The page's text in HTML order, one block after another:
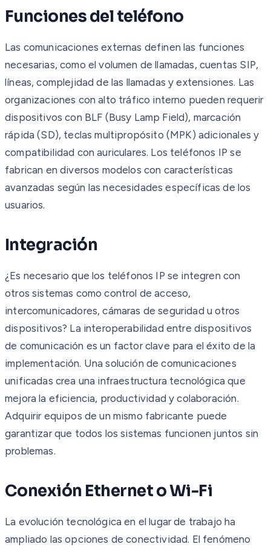
Funciones del teléfono
Las comunicaciones externas definen las funciones
necesarias, como el volumen de llamadas, cuentas SIP,
líneas, complejidad de las llamadas y extensiones. Las
organizaciones con alto tráfico interno pueden requerir
dispositivos con BLF (Busy Lamp Field), marcación
rápida (SD), teclas multipropósito (MPK) adicionales y
compatibilidad con auriculares. Los teléfonos IP se
fabrican en diversos modelos con características
avanzadas según las necesidades específicas de los
usuarios.
Integración
¿Es necesario que los teléfonos IP se integren con
otros sistemas como control de acceso,
intercomunicadores, cámaras de seguridad u otros
dispositivos? La interoperabilidad entre dispositivos
de comunicación es un factor clave para el éxito de la
implementación. Una solución de comunicaciones
unificadas crea una infraestructura tecnológica que
mejora la eficiencia, productividad y colaboración.
Adquirir equipos de un mismo fabricante puede
garantizar que todos los sistemas funcionen juntos sin
problemas.
Conexión Ethernet o Wi-Fi
La evolución tecnológica en el lugar de trabajo ha
ampliado las opciones de conectividad. El fenómeno